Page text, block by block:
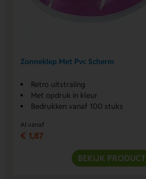
Zonneklep Met Pvc Scherm
Retro uitstraling
Met opdruk in kleur
Bedrukken vanaf 100 stuks
Al vanaf
€ 1,87
BEKIJK PRODUCT